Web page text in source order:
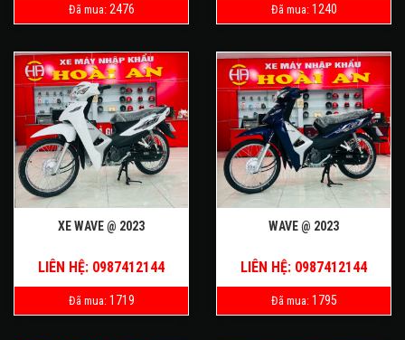
Đã mua: 2476 Đã mua: 1240
XE WAVE @ 2023
LIÊN HỆ: 0987412144
Đã mua: 1719
WAVE @ 2023
LIÊN HỆ: 0987412144
Đã mua: 1795